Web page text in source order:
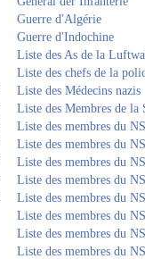
Guerre d'Algérie
Guerre d'Indochine
Liste des As de la
Liste des chefs de la
Liste des Médecins nazis
Liste des Membres de la
Liste des membres du
Liste des membres du
Liste des membres du
Liste des membres du
Liste des membres du
Liste des membres du
Liste des membres du
Liste des membres du